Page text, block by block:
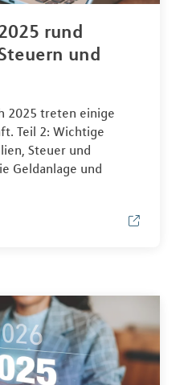
rund
und
2025 treten einige
Teil 2: Wichtige
Steuer und
Geldanlage und